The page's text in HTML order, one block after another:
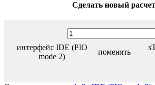
Сделать новый расчет
интерфейс IDE (PIO
mode 2)
поменять